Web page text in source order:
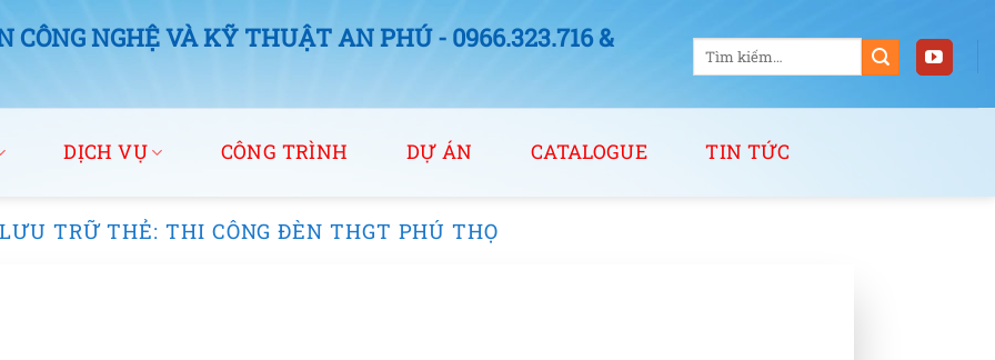
CÔNG NGHỆ VÀ KỸ THUẬT AN PHÚ - 0966.323.716 &
Tìm
kiếm:
DỊCH VỤ CÔNG TRÌNH DỰ ÁN CATALOGUE TIN TỨC
LƯU TRỮ THẺ: THI CÔNG ĐÈN THGT PHÚ THỌ